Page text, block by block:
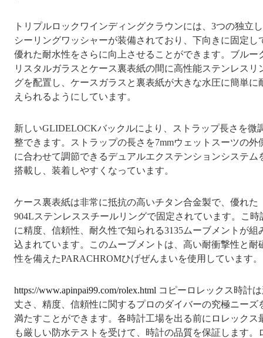
トリプルロックワインディングクラウンには、3つの独立
シーリングワッシャーが装備されており、下向きに固定し
優れた耐水性をさらに向上させることができます。ブルー
リスタルガラスとケース裏表紙の間に高性能ステンレスリ
グを配置し、ケースガラスと裏表紙が大きな水圧に簡単に
えられるようにしています。
新しいGLIDELOCKバックルにより、ストラップ長さを微
整できます。ストラップの長さを7mmウェットスーツの外
に合わせて調節できるデュアルエクステンションシステム
搭載し、装着しやすくなっています。
ケース裏表紙は非常に抵抗の高いチタン合金製で、優れた
904Lステンレススチールリングで固定されています。こ時
に精度、信頼性、耐久性で知られる3135ムーブメントが組
込まれています。このムーブメントは、高い耐衝撃性と耐
性を備えたPARACHROMひげぜんまいを使用しています。
https://www.apinpai99.com/rolex.html コピーロレックス時計
丈さ、精度、信頼性に関するプロのダイバーの究極ニーズ
満たすことができます。各時計工場を出る前にロレックス
も厳しい防水テストを受けて、時計の品質を保証します。